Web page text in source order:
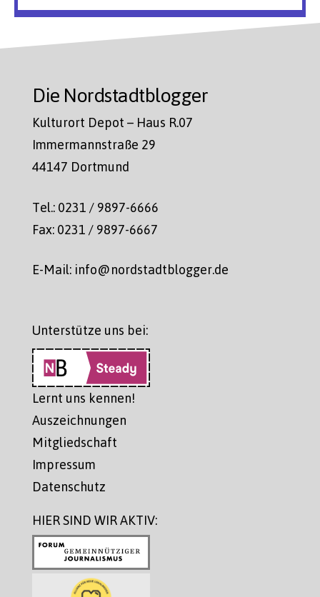
Die Nordstadtblogger
Kulturort Depot – Haus R.07
Immermannstraße 29
44147 Dortmund
Tel.: 0231 / 9897-6666
Fax: 0231 / 9897-6667
E-Mail: info@nordstadtblogger.de
Unterstütze uns bei:
Lernt uns kennen!
Auszeichnungen
Mitgliedschaft
Impressum
Datenschutz
HIER SIND WIR AKTIV: